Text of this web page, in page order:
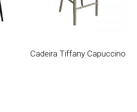
Cadeira Tiffany Capuccino